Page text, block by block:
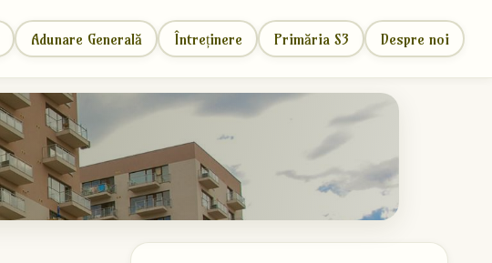
Adunare Generală Întreținere Primăria S3 Despre noi